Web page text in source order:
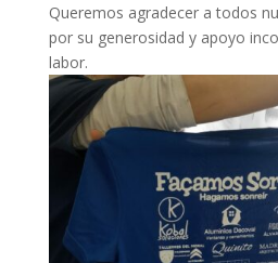
Queremos agradecer a todos
por su generosidad y apoyo
labor.